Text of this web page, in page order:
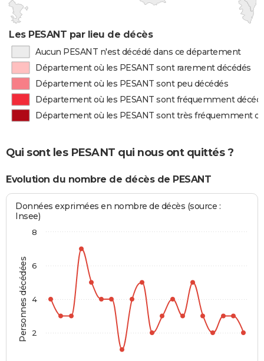
Les PESANT par lieu de décès
Aucun PESANT n'est décédé dans ce département
Département où les PESANT sont rarement décédés
Département où les PESANT sont peu décédés
Département où les PESANT sont fréquemment
Département où les PESANT sont très fréquemment
Qui sont les PESANT qui nous ont quittés ?
Evolution du nombre de décès de PESANT
Personnes décédées
Données exprimées en nombre de décès (source :
Insee)
2
4
6
8